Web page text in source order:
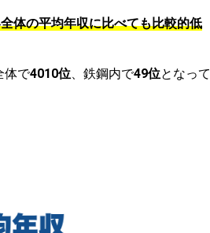
体の平均年収に比べても比較的低
体で4010位、鉄鋼内で49位となって